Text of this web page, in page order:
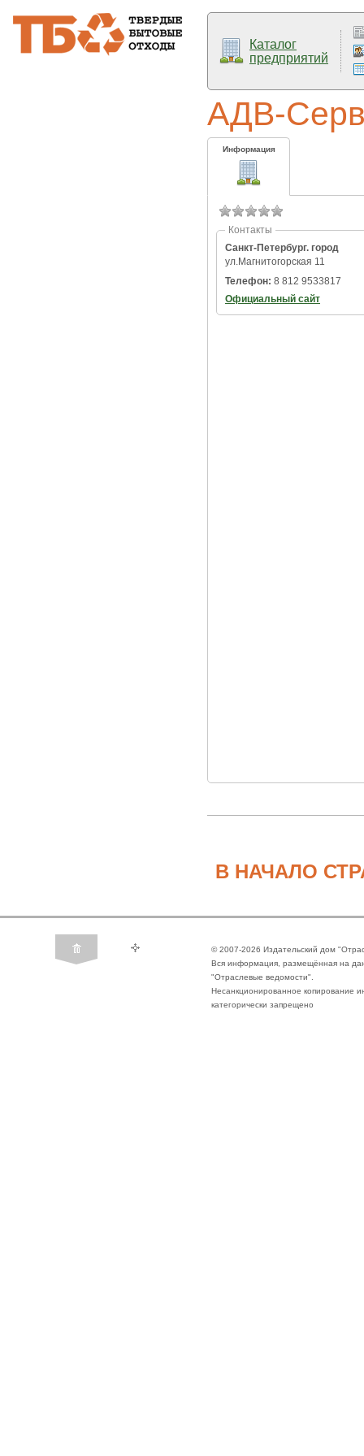
Каталог
предприятий
АДВ-
Информация
Контакты
Санкт-Петербург. город
ул.Магнитогорская 11
Телефон: 8 812 9533817
Официальный сайт
В НАЧАЛО
© 2007-2026 Издательский дом
Вся информация, размещённая на
"Отраслевые ведомости".
Несанкционированное копирование
категорически запрещено